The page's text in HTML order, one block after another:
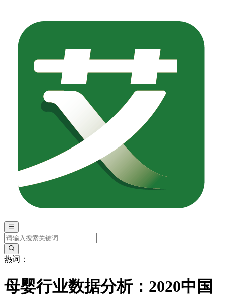
热词：
母婴行业数据分析：2020中国